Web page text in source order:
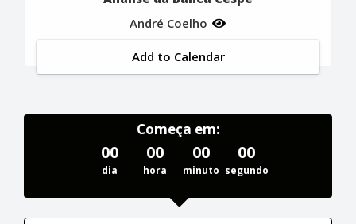
André Coelho
Add to Calendar
Começa em:
00
dia
00
hora
00
minuto
00
segundo